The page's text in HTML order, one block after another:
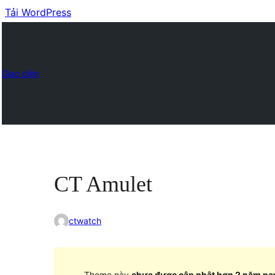
Tải WordPress
Giao diện
CT Amulet
ctwatch